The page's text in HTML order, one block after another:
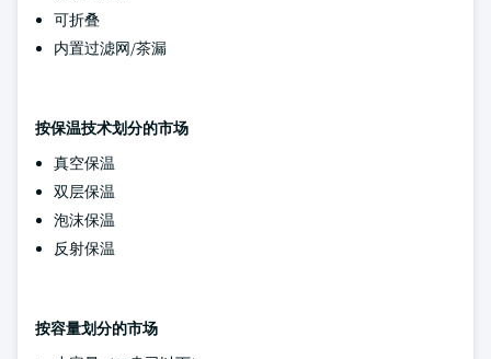
可折叠
内置过滤网/茶漏
按保温技术划分的市场
真空保温
双层保温
泡沫保温
反射保温
按容量划分的市场